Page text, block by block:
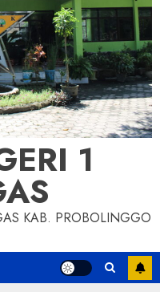
1
KAB. PROBOLINGGO